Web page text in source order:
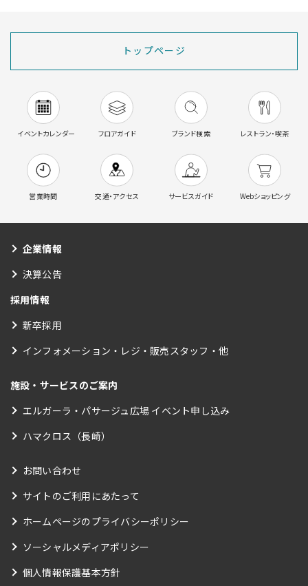
トップページ
イベントカレンダー フロアガイド ブランド検索 レストラン・喫茶
営業時間 交通・アクセス サービスガイド Webショッピング
企業情報
決算公告
採用情報
新卒採用
インフォメーション・レジ・販売スタッフ・他
施設・サービスのご案内
エルガーラ・パサージュ広場 イベント申し込み
ハマクロス（長崎）
お問い合わせ
サイトのご利用にあたって
ホームページのプライバシーポリシー
ソーシャルメディアポリシー
個人情報保護基本方針